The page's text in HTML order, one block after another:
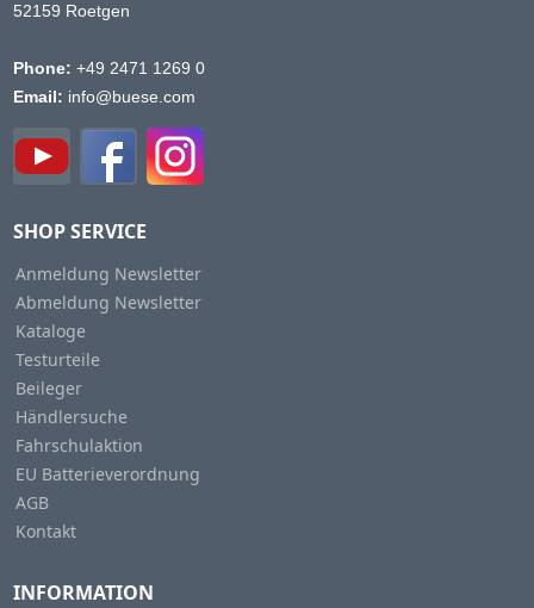
52159 Roetgen
Phone: +49 2471 1269 0
Email: info@buese.com
SHOP SERVICE
Anmeldung Newsletter
Abmeldung Newsletter
Kataloge
Testurteile
Beileger
Händlersuche
Fahrschulaktion
EU Batterieverordnung
AGB
Kontakt
INFORMATION